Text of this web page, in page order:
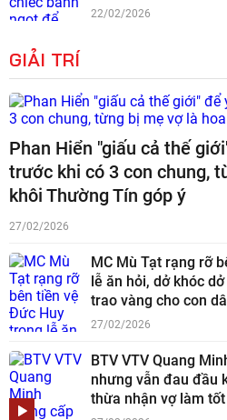
22/02/2026
GIẢI TRÍ
Phan Hiển "giấu cả thế
trước khi có 3 con chung,
khôi Thường Tín góp ý
27/02/2026
MC Mù Tạt rạng rỡ
lễ ăn hỏi, dở khóc
trao vàng cho con
27/02/2026
BTV VTV Quang
nhưng vẫn đau đầu
thừa nhận vợ làm